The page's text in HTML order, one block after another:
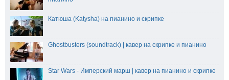
Катюша (Katysha) на пианино и скрипке
Ghostbusters (soundtrack) | кавер на скрипке и пианино
Star Wars - Имперский марш | кавер на пианино и скрипке